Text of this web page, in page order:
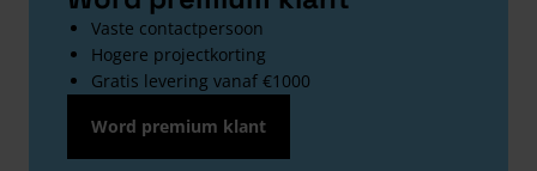
Vaste contactpersoon
Hogere projectkorting
Gratis levering vanaf €1000
Word premium klant